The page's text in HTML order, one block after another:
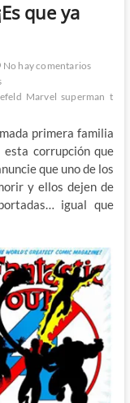
que ya
No hay comentarios
Marvel superman t
primera familia
corrupción que
que uno de los
y ellos dejen de
igual que